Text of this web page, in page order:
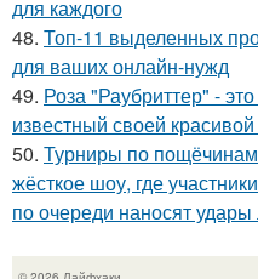
для каждого
48. Топ-11 выделенных
для ваших онлайн-нужд
49. Роза "Раубриттер" -
известный своей
50. Турниры по
жёсткое шоу, где
по очереди наносят